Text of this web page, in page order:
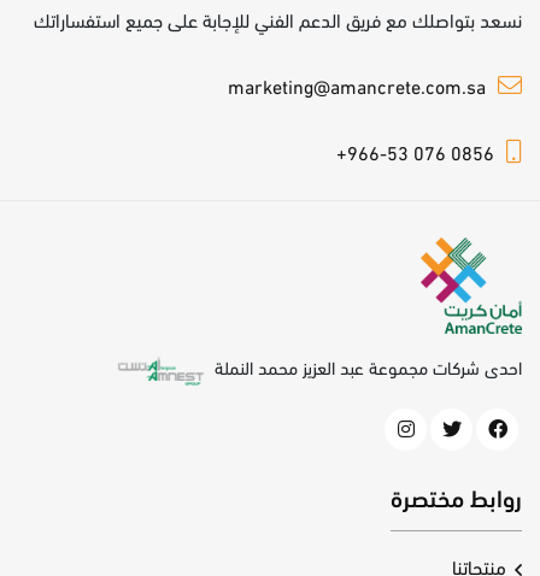
نسعد بتواصلك مع فريق الدعم الفني للإجابة على جميع استفساراتك
marketing@amancrete.com.sa
+966-53 076 0856
احدى شركات مجموعة عبد العزيز محمد النملة
روابط مختصرة
منتجاتنا